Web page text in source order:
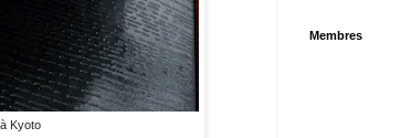
Kyoto
Membres